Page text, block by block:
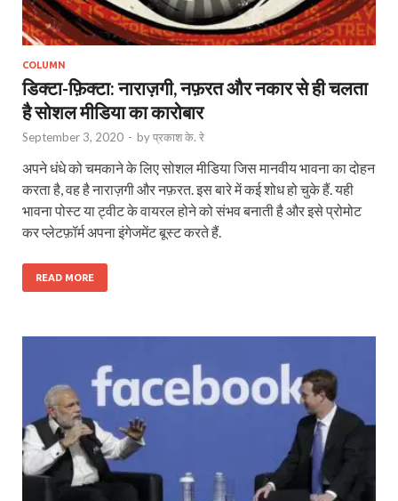
COLUMN
डिक्टा-फ़िक्टा: नाराज़गी, नफ़रत और नकार से ही चलता
है सोशल मीडिया का कारोबार
September 3, 2020 - byप्रकाश के. रे
अपने धंधे को चमकाने के लिए सोशल मीडिया जिस मानवीय भावना का दोहन
करता है, वह है नाराज़गी और नफ़रत. इस बारे में कई शोध हो चुके हैं. यही
भावना पोस्ट या ट्वीट के वायरल होने को संभव बनाती है और इसे प्रोमोट
कर प्लेटफ़ॉर्म अपना इंगेजमेंट बूस्ट करते हैं.
READ MORE